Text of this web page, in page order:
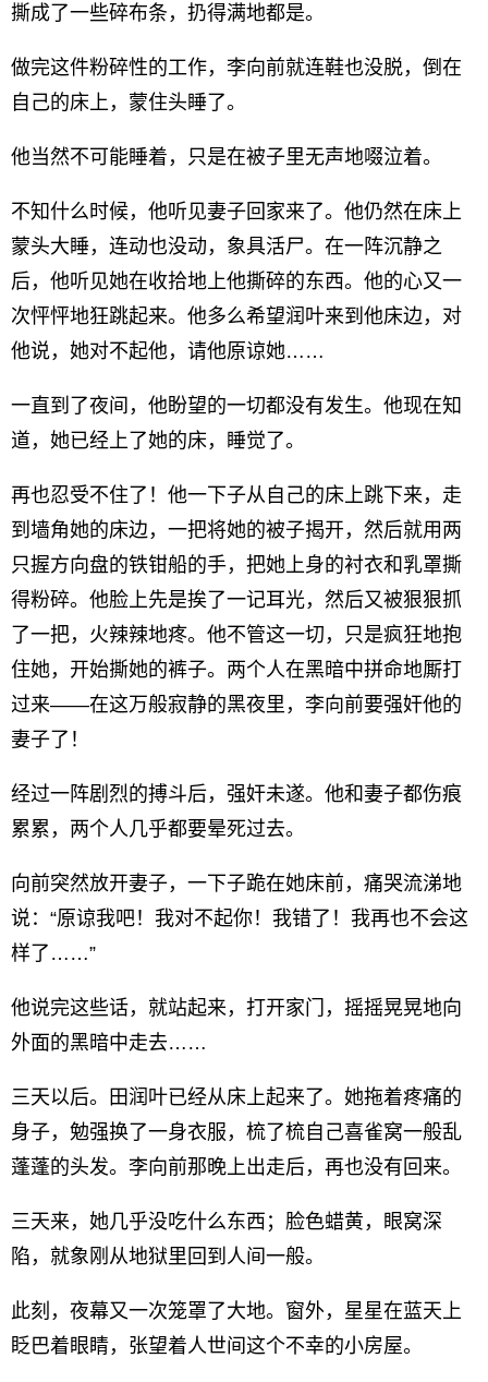
撕成了一些碎布条，扔得满地都是。
做完这件粉碎性的工作，李向前就连鞋也没脱，倒在
自己的床上，蒙住头睡了。
他当然不可能睡着，只是在被子里无声地啜泣着。
不知什么时候，他听见妻子回家来了。他仍然在床上
蒙头大睡，连动也没动，象具活尸。在一阵沉静之
后，他听见她在收拾地上他撕碎的东西。他的心又一
次怦怦地狂跳起来。他多么希望润叶来到他床边，对
他说，她对不起他，请他原谅她……
一直到了夜间，他盼望的一切都没有发生。他现在知
道，她已经上了她的床，睡觉了。
再也忍受不住了！他一下子从自己的床上跳下来，走
到墙角她的床边，一把将她的被子揭开，然后就用两
只握方向盘的铁钳船的手，把她上身的衬衣和乳罩撕
得粉碎。他脸上先是挨了一记耳光，然后又被狠狠抓
了一把，火辣辣地疼。他不管这一切，只是疯狂地抱
住她，开始撕她的裤子。两个人在黑暗中拼命地厮打
过来——在这万般寂静的黑夜里，李向前要强奸他的
妻子了！
经过一阵剧烈的搏斗后，强奸未遂。他和妻子都伤痕
累累，两个人几乎都要晕死过去。
向前突然放开妻子，一下子跪在她床前，痛哭流涕地
说：“原谅我吧！我对不起你！我错了！我再也不会这
样了……”
他说完这些话，就站起来，打开家门，摇摇晃晃地向
外面的黑暗中走去……
三天以后。田润叶已经从床上起来了。她拖着疼痛的
身子，勉强换了一身衣服，梳了梳自己喜雀窝一般乱
蓬蓬的头发。李向前那晚上出走后，再也没有回来。
三天来，她几乎没吃什么东西；脸色蜡黄，眼窝深
陷，就象刚从地狱里回到人间一般。
此刻，夜幕又一次笼罩了大地。窗外，星星在蓝天上
眨巴着眼睛，张望着人世间这个不幸的小房屋。